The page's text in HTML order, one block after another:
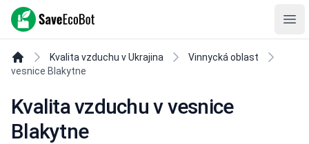
SaveEcoBot
Kvalita vzduchu v Ukrajina
Vinnycká oblast
vesnice Blakytne
Kvalita vzduchu v vesnice
Blakytne